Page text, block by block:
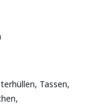
Tassen,